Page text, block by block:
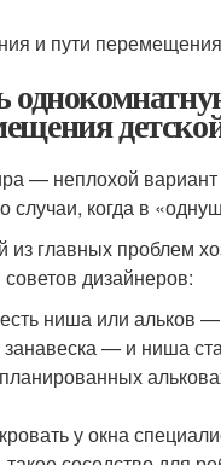
и пути
— неплохой
случаи, когда в
из главных проблем
дизайнеров:
ниша или альков
— и ниша
у окна